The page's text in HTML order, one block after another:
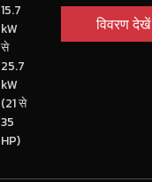
15.7
kW
से
25.7
kW
(21 से
35
HP)
विवरण देखें